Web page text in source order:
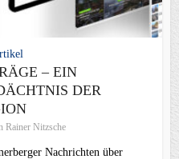
– EIN
DER
Rainer Nitzsche
Nachrichten über